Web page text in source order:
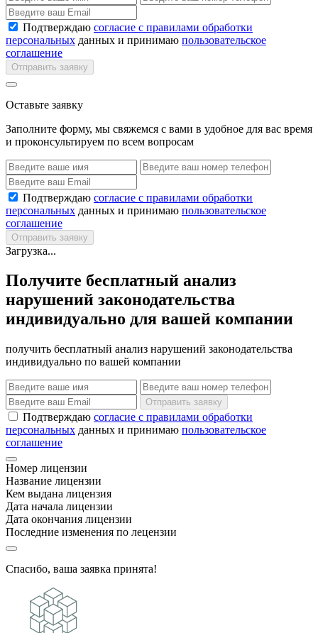
Подтверждаю согласие с правилами обработки
персональных данных и принимаю пользовательское
соглашение
Отправить заявку
Оставьте заявку
Заполните форму, мы свяжемся с вами в удобное для вас время
и проконсультируем по всем вопросам
Подтверждаю согласие с правилами обработки
персональных данных и принимаю пользовательское
соглашение
Отправить заявку
Загрузка...
Получите бесплатный анализ
нарушений законодательства
индивидуально для вашей компании
получить бесплатный анализ нарушений законодательства
индивидуально по вашей компании
Отправить заявку
Подтверждаю согласие с правилами обработки
персональных данных и принимаю пользовательское
соглашение
Номер лицензии
Название лицензии
Кем выдана лицензия
Дата начала лицензии
Дата окончания лицензии
Последние изменения по лецензии
Спасибо, ваша заявка принята!